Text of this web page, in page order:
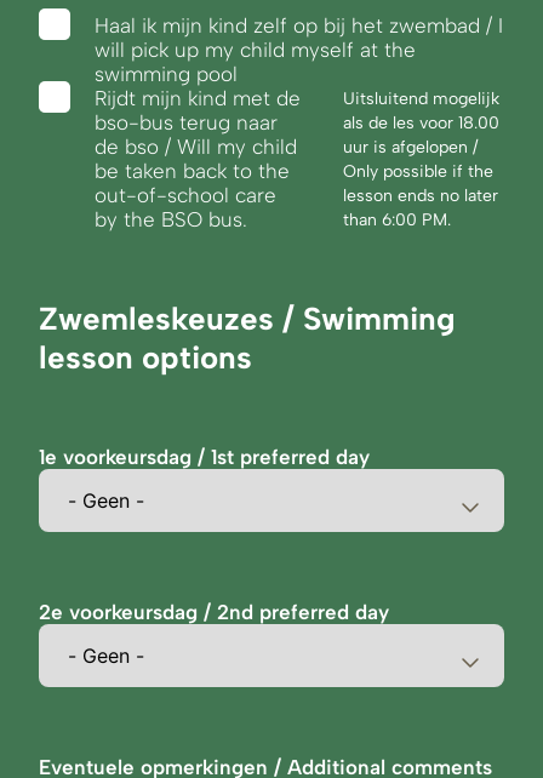
Haal ik mijn kind zelf op bij het zwembad / I
will pick up my child myself at the
swimming pool
Rijdt mijn kind met de
bso-bus terug naar
de bso / Will my child
be taken back to the
out-of-school care
by the BSO bus.
Uitsluitend mogelijk
als de les voor 18.00
uur is afgelopen /
Only possible if the
lesson ends no later
than 6:00 PM.
Zwemleskeuzes / Swimming
lesson options
1e voorkeursdag / 1st preferred day
2e voorkeursdag / 2nd preferred day
Eventuele opmerkingen / Additional comments